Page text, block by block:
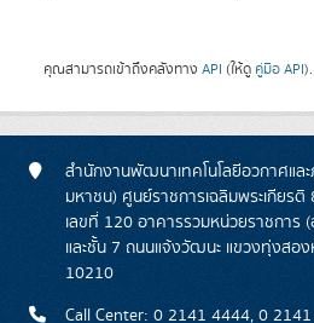
คุณสามารถเข้าถึงคลังทาง API (ให้ดู คู่มือ API).
สำนักงานพัฒนาเทคโนโลยีอวกาศแล
มหาชน) ศูนย์ราชการเฉลิมพระเกีย
เลขที่ 120 อาคารรวมหน่วยราชการ
และชั้น 7 ถนนแจ้งวัฒนะ แขวงทุ่งสอ
10210
Call Center: 0 2141 4444, 0